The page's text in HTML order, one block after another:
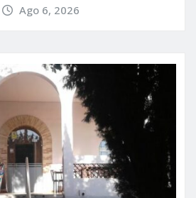
Ago 6, 2026